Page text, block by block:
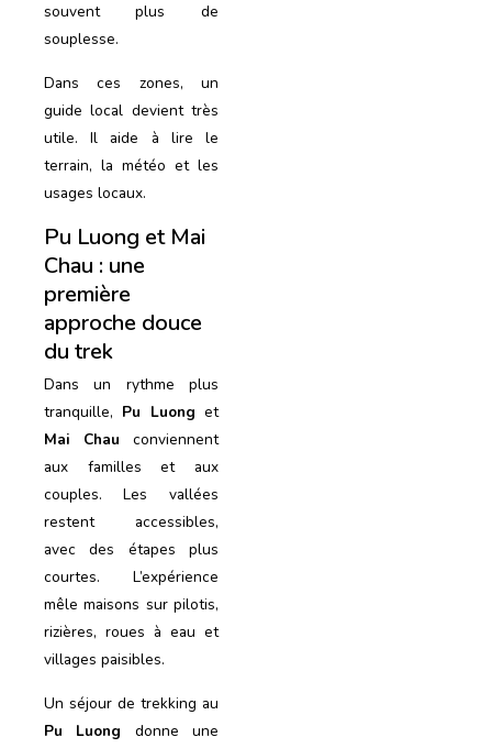
souvent plus de
souplesse.
Dans ces zones, un
guide local devient très
utile. Il aide à lire le
terrain, la météo et les
usages locaux.
Pu Luong et Mai
Chau : une
première
approche douce
du trek
Dans un rythme plus
tranquille, Pu Luong et
Mai Chau conviennent
aux familles et aux
couples. Les vallées
restent accessibles,
avec des étapes plus
courtes. L’expérience
mêle maisons sur pilotis,
rizières, roues à eau et
villages paisibles.
Un séjour de trekking au
Pu Luong donne une